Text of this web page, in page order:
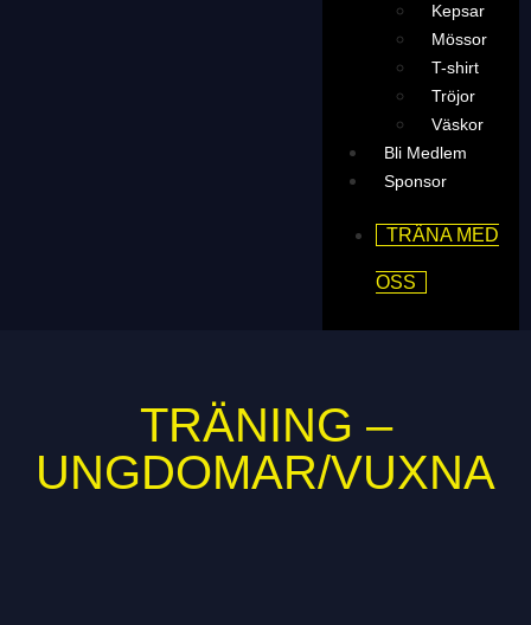
Kepsar
Mössor
T-shirt
Tröjor
Väskor
Bli Medlem
Sponsor
TRÄNA MED
OSS
TRÄNING –
UNGDOMAR/VUXNA